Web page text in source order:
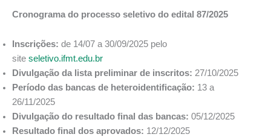
Cronograma do processo seletivo do edital 87/2025
Inscrições: de 14/07 a 30/09/2025 pelo
site seletivo.ifmt.edu.br
Divulgação da lista preliminar de inscritos: 27/10/2025
Período das bancas de heteroidentificação: 13 a
26/11/2025
Divulgação do resultado final das bancas: 05/12/2025
Resultado final dos aprovados: 12/12/2025